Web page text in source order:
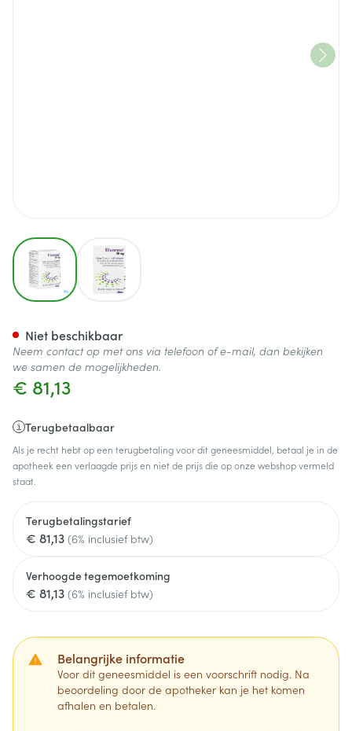
View larger imageView larger image
€ 81,13
Terugbetaalbaar
Als je recht hebt op een terugbetaling voor dit geneesmiddel, betaal je in de
apotheek een verlaagde prijs en niet de prijs die op onze webshop vermeld
staat.
Terugbetalingstarief
€ 81,13 (6% inclusief btw)
Verhoogde tegemoetkoming
€ 81,13 (6% inclusief btw)
Belangrijke informatie
Voor dit geneesmiddel is een voorschrift nodig. Na
beoordeling door de apotheker kan je het komen
afhalen en betalen.
Niet beschikbaar
Neem contact op met ons via telefoon of e-mail, dan bekijken
we samen de mogelijkheden.